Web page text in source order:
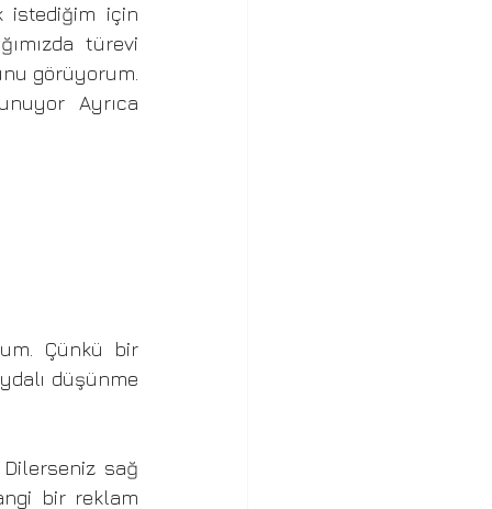
istediğim için
türevi
görüyorum.
Ayrıca
Çünkü bir
düşünme
sağ
bir reklam